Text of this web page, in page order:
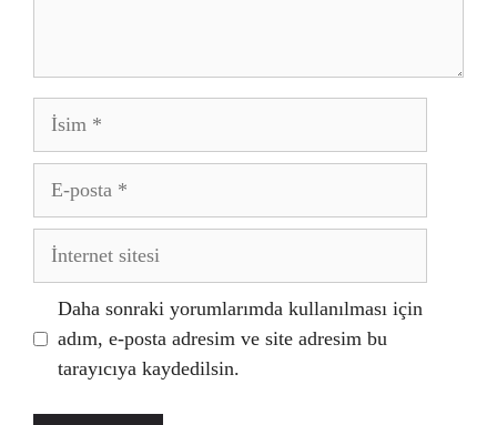
İsim
posta
İnternet
Daha sonraki yorumlarımda kullanılması için
adım, e-posta adresim ve site adresim bu
tarayıcıya kaydedilsin.